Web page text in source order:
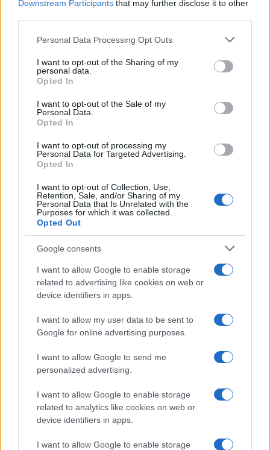
Downstream Participants that may further disclose it to other
Please note that this website/app uses one or more Google
not limited to your visit or usage behaviour. You may click to
grant or deny consent to Google and its third-party tags to
use your data for below specified purposes in below Google
consent section.
Personal Data Processing Opt Outs
I want to opt-out of the Sharing of my
personal data.
Opted In
I want to opt-out of the Sale of my
Personal Data.
Opted In
I want to opt-out of processing my
Personal Data for Targeted Advertising.
Opted In
I want to opt-out of Collection, Use,
Retention, Sale, and/or Sharing of my
Personal Data that Is Unrelated with the
Purposes for which it was collected.
Opted Out
Google consents
I want to allow Google to enable storage
related to advertising like cookies on web or
device identifiers in apps.
I want to allow my user data to be sent to
Google for online advertising purposes.
I want to allow Google to send me
personalized advertising.
I want to allow Google to enable storage
related to analytics like cookies on web or
device identifiers in apps.
I want to allow Google to enable storage
Προηγούμενο άρθρο
Δροσερή λεμονάδα με μέντα
και αγγούρι για το καθημερινό
τραπέζι
Επόμενο άρθρο
Λαβράκι φούρνου με
ντοματίνια, λεμόνι και
για παιδιά
Καραμελωμένο φρέντο με κανέλα
και βανίλια: ένα δροσερό ρόφημα
Αρωματικό παγωμένο τσάι με
ροδάκινο και λεμόνι σε 30 λεπτά